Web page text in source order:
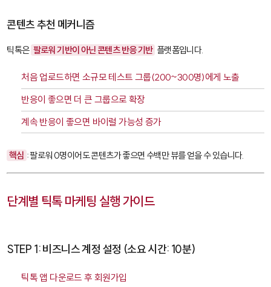
콘텐츠 추천 메커니즘
틱톡은 팔로워 기반이 아닌 콘텐츠 반응 기반 플랫폼입니다.
처음 업로드하면 소규모 테스트 그룹(200~300명)에게 노출
반응이 좋으면 더 큰 그룹으로 확장
계속 반응이 좋으면 바이럴 가능성 증가
핵심 : 팔로워 0명이어도 콘텐츠가 좋으면 수백만 뷰를 얻을 수 있습니다.
단계별 틱톡 마케팅 실행 가이드
STEP 1: 비즈니스 계정 설정 (소요 시간: 10분)
틱톡 앱 다운로드 후 회원가입